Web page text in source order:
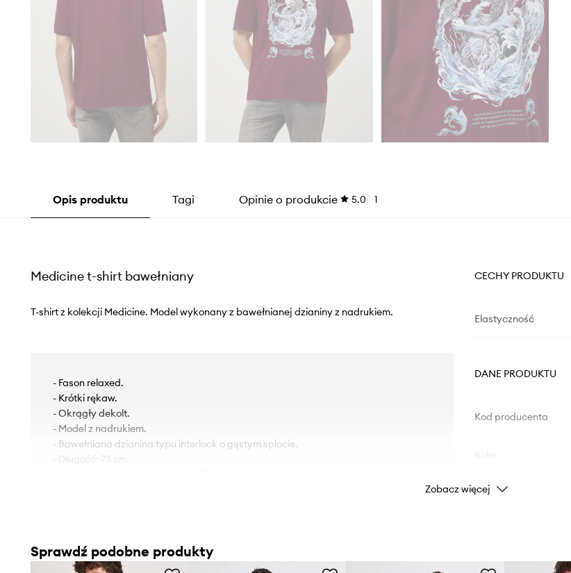
Opis produktu Tagi Opinie o produkcie 5.0 1
Medicine t-shirt bawełniany
T-shirt z kolekcji Medicine. Model wykonany z bawełnianej dzianiny z nadrukiem.
- Fason relaxed.
- Krótki rękaw.
- Okrągły dekolt.
- Model z nadrukiem.
- Bawełniana dzianina typu interlock o gęstym splocie.
- Długość: 73 cm.
CECHY PRODUKTU
Elastyczność
DANE PRODUKTU
Kod producenta
Marka
Zobacz więcej
Sprawdź podobne produkty